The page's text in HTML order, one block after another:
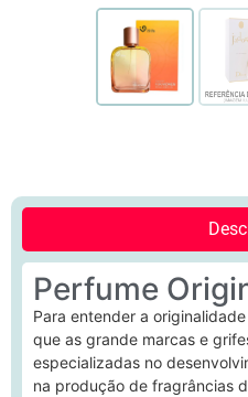
Perfume
Para entender a
que as grande marcas e
especializadas no
na produção de fragrâncias